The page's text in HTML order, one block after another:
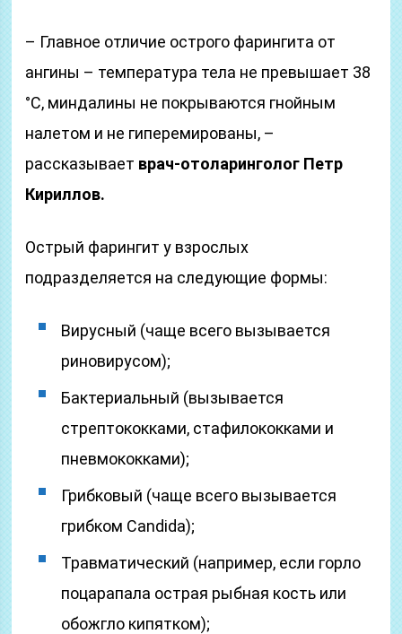
– Главное отличие острого фарингита от
ангины – температура тела не превышает 38
°С, миндалины не покрываются гнойным
налетом и не гиперемированы, –
рассказывает врач-отоларинголог Петр
Кириллов.
Острый фарингит у взрослых
подразделяется на следующие формы:
Вирусный (чаще всего вызывается
риновирусом);
Бактериальный (вызывается
стрептококками, стафилококками и
пневмококками);
Грибковый (чаще всего вызывается
грибком Candida);
Травматический (например, если горло
поцарапала острая рыбная кость или
обожгло кипятком);